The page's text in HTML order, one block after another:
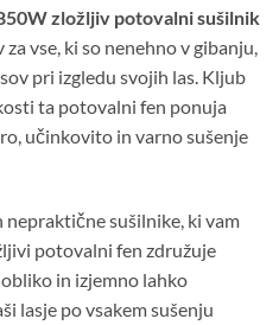
zložljiv potovalni sušilnik
vse, ki so nenehno v gibanju,
pri izgledu svojih las. Kljub
ta potovalni fen ponuja
učinkovito in varno sušenje
nepraktične sušilnike, ki vam
potovalni fen združuje
in izjemno lahko
lasje po vsakem sušenju